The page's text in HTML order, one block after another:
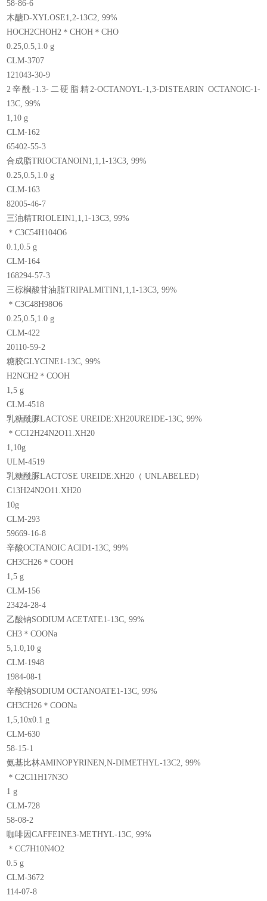
58-86-6
木醣D-XYLOSE1,2-13C2, 99%
HOCH2CHOH2＊CHOH＊CHO
0.25,0.5,1.0 g
CLM-3707
121043-30-9
2辛酰-1.3-二硬脂精2-OCTANOYL-1,3-DISTEARIN OCTANOIC-1-
13C, 99%
1,10 g
CLM-162
65402-55-3
合成脂TRIOCTANOIN1,1,1-13C3, 99%
0.25,0.5,1.0 g
CLM-163
82005-46-7
三油精TRIOLEIN1,1,1-13C3, 99%
＊C3C54H104O6
0.1,0.5 g
CLM-164
168294-57-3
三棕榈酸甘油脂TRIPALMITIN1,1,1-13C3, 99%
＊C3C48H98O6
0.25,0.5,1.0 g
CLM-422
20110-59-2
糖胶GLYCINE1-13C, 99%
H2NCH2＊COOH
1,5 g
CLM-4518
乳糖酰脲LACTOSE UREIDE:XH20UREIDE-13C, 99%
＊CC12H24N2O11.XH20
1,10g
ULM-4519
乳糖酰脲LACTOSE UREIDE:XH20（ UNLABELED）
C13H24N2O11.XH20
10g
CLM-293
59669-16-8
辛酸OCTANOIC ACID1-13C, 99%
CH3CH26＊COOH
1,5 g
CLM-156
23424-28-4
乙酸钠SODIUM ACETATE1-13C, 99%
CH3＊COONa
5,1.0,10 g
CLM-1948
1984-08-1
辛酸钠SODIUM OCTANOATE1-13C, 99%
CH3CH26＊COONa
1,5,10x0.1 g
CLM-630
58-15-1
氨基比林AMINOPYRINEN,N-DIMETHYL-13C2, 99%
＊C2C11H17N3O
1 g
CLM-728
58-08-2
咖啡因CAFFEINE3-METHYL-13C, 99%
＊CC7H10N4O2
0.5 g
CLM-3672
114-07-8